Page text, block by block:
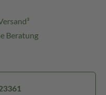
Beratung